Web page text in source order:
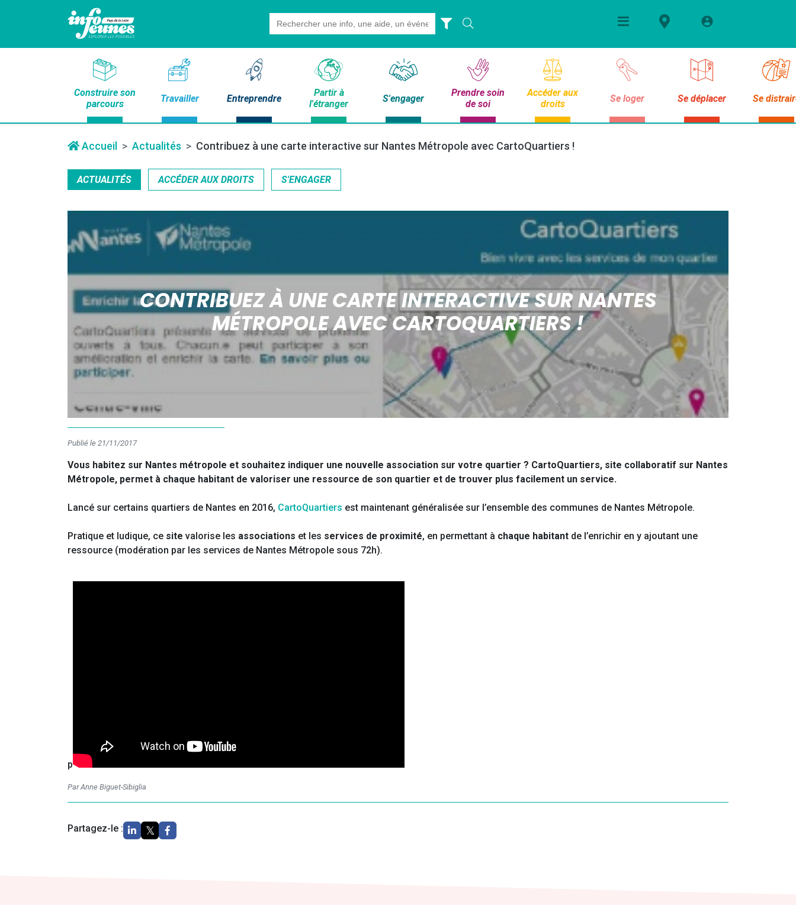
Search
for:
Construire son
parcours
Travailler Entreprendre
Partir à
l'étranger
S'engager
Prendre soin
de soi
Accéder aux
droits
Se loger Se déplacer Se
Accueil Actualités Contribuez à une carte interactive sur Nantes Métropole avec CartoQuartiers !
ACTUALITÉS ACCÉDER AUX DROITS S'ENGAGER
CONTRIBUEZ À UNE CARTE INTERACTIVE SUR NANTES
MÉTROPOLE AVEC CARTOQUARTIERS !
Publié le 21/11/2017
Vous habitez sur Nantes métropole et souhaitez indiquer une nouvelle association sur votre quartier ? CartoQuartiers, site collaboratif sur Nantes
Métropole, permet à chaque habitant de valoriser une ressource de son quartier et de trouver plus facilement un service.
Lancé sur certains quartiers de Nantes en 2016, CartoQuartiers est maintenant généralisée sur l’ensemble des communes de Nantes Métropole.
Pratique et ludique, ce site valorise les associations et les services de proximité, en permettant à chaque habitant de l’enrichir en y ajoutant une
ressource (modération par les services de Nantes Métropole sous 72h).
p
Par Anne Biguet-Sibiglia
Partagez-le :